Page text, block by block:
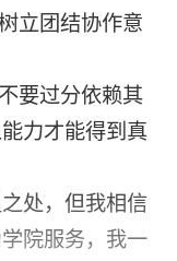
立团结协作意
要过分依赖其
力才能得到真
处，但我相信
院服务，我一